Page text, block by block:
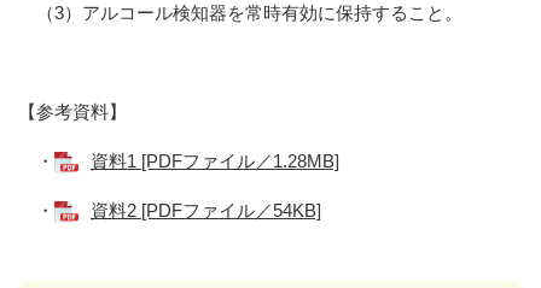
（3）アルコール検知器を常時有効に保持すること。
【参考資料】
・ 資料1 [PDFファイル／1.28MB]
・ 資料2 [PDFファイル／54KB]